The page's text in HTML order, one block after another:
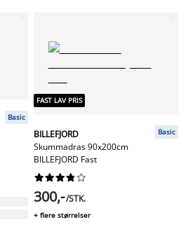
Basic
FAST LAV PRIS
BILLEFJORD
Skummadras 90x200cm
BILLEFJORD Fast
Basic






300,-/STK.
+ flere størrelser